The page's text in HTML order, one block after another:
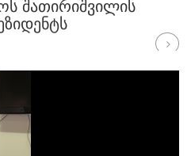
ᲨᲐᲗᲘᲠᲘᲨᲕᲘᲚᲘᲡ